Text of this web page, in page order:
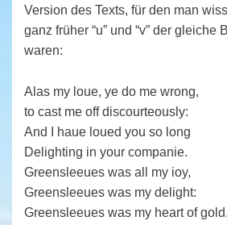
Version des Texts, für den man
ganz früher “u” und “v” der gleiche
waren:
Alas my loue, ye do me wrong,
to cast me off discourteously:
And I haue loued you so long
Delighting in your companie.
Greensleeues was all my ioy,
Greensleeues was my delight:
Greensleeues was my heart of gold,